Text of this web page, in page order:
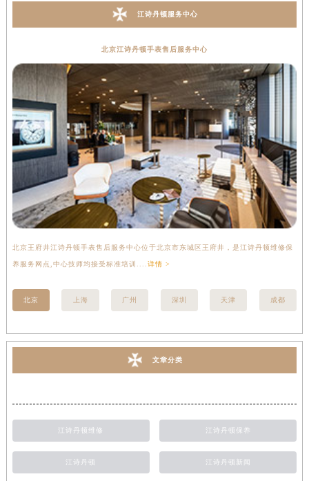
江诗丹顿服务中心
北京江诗丹顿手表售后服务中心
北京王府井江诗丹顿手表售后服务中心位于北京市东城区王府井，是江诗丹顿维修保
养服务网点,中心技师均接受标准培训.... 详情 >
北京 上海 广州 深圳 天津 成都
文章分类
江诗丹顿维修 江诗丹顿保养
江诗丹顿 江诗丹顿新闻